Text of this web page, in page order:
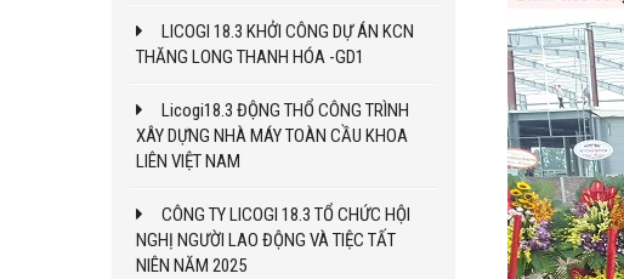
LICOGI 18.3 KHỞI CÔNG DỰ ÁN KCN
THĂNG LONG THANH HÓA -GD1
Licogi18.3 ĐỘNG THỔ CÔNG TRÌNH
XÂY DỰNG NHÀ MÁY TOÀN CẦU KHOA
LIÊN VIỆT NAM
CÔNG TY LICOGI 18.3 TỔ CHỨC HỘI
NGHỊ NGƯỜI LAO ĐỘNG VÀ TIỆC TẤT
NIÊN NĂM 2025